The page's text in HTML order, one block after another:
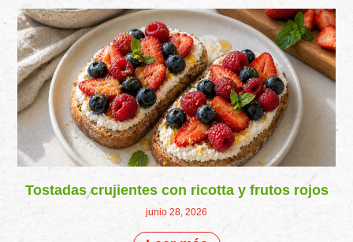
Tostadas crujientes con ricotta y frutos rojos
junio 28, 2026